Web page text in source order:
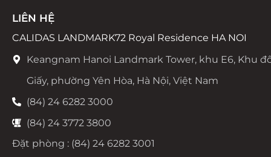
LIÊN HỆ
CALIDAS LANDMARK72 Royal Residence HA NOI
Keangnam Hanoi Landmark Tower, khu E6, Khu
Giấy, phường Yên Hòa, Hà Nội, Việt Nam
(84) 24 6282 3000
(84) 24 3772 3800
Đặt phòng : (84) 24 6282 3001